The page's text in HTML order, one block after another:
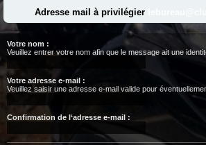
Adresse mail à privilégier
Votre nom :
Veuillez entrer votre nom afin que le message ait une
Votre adresse e-mail :
Veuillez saisir une adresse e-mail valide pour
Confirmation de l‘adresse e-mail :